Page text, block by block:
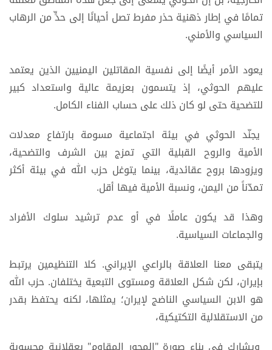
تمامًا في إطار ذهنية حذر مفرط تصل أحيانًا إلى حدٍّ من الرهاب
السياسي والأمني.
يعود الأمر أيضًا إلى نفسية المقاتلين اليمنيين الذين يعتمد
عليهم الحوثي، إذ يتسمون بعزيمة عالية واستعداد كبير
للتضحية حتى لو كان ذلك على حساب الفناء الكامل.
يجنّد الحوثي في بيئة اجتماعية مسومة بارتفاع معدلات
الأمية والروح القبلية التي تمزج بين الشرف والتضحية،
ويزودها بروح عقائدية، بينما يتوغل حزب الله في بيئة أكثر
تمدّناً من اليمن، ونسبة الأمية فيها أقل.
وهذا قد يكون عاملًا في أو عدم ترشيد سلوك الأفراد
والجماعات السياسية.
يتبقى معنا العلاقة بالراعي الإيراني. كلا التنظيمين يرتبط
بإيران، لكن شكل العلاقة ومستوى التبعية يختلفان. حزب الله
هو الابن السياسي الناضج لإيران؛ يمثلها، لكنه يحتفظ بقدر
من الاستقلالية التكتيكية،